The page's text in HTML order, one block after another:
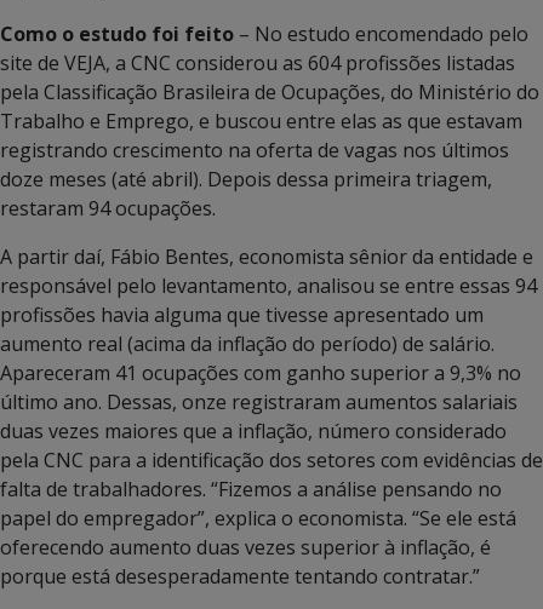
Como o estudo foi feito – No estudo encomendado pelo
site de VEJA, a CNC considerou as 604 profissões listadas
pela Classificação Brasileira de Ocupações, do Ministério do
Trabalho e Emprego, e buscou entre elas as que estavam
registrando crescimento na oferta de vagas nos últimos
doze meses (até abril). Depois dessa primeira triagem,
restaram 94 ocupações.
A partir daí, Fábio Bentes, economista sênior da entidade e
responsável pelo levantamento, analisou se entre essas 94
profissões havia alguma que tivesse apresentado um
aumento real (acima da inflação do período) de salário.
Apareceram 41 ocupações com ganho superior a 9,3% no
último ano. Dessas, onze registraram aumentos salariais
duas vezes maiores que a inflação, número considerado
pela CNC para a identificação dos setores com evidências de
falta de trabalhadores. “Fizemos a análise pensando no
papel do empregador”, explica o economista. “Se ele está
oferecendo aumento duas vezes superior à inflação, é
porque está desesperadamente tentando contratar.”